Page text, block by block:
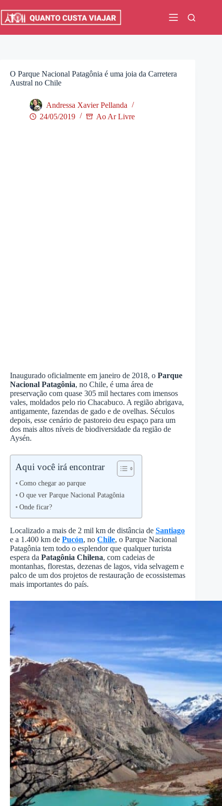
para
O Parque Nacional Patagônia é uma joia da Carretera
Austral no Chile
Andressa Xavier Pellanda
24/05/2019
Ao Ar Livre
Inaugurado oficialmente em janeiro de 2018, o Parque
Nacional Patagônia, no Chile, é uma área de
preservação com quase 305 mil hectares com imensos
vales, moldados pelo rio Chacabuco. A região abrigava,
antigamente, fazendas de gado e de ovelhas. Séculos
depois, esse cenário de pastoreio deu espaço para um
dos mais altos níveis de biodiversidade da região de
Aysén.
Aqui você irá encontrar
Como chegar ao parque
O que ver Parque Nacional Patagônia
Onde ficar?
Localizado a mais de 2 mil km de distância de Santiago
e a 1.400 km de Pucón, no Chile, o Parque Nacional
Patagônia tem todo o esplendor que qualquer turista
espera da Patagônia Chilena, com cadeias de
montanhas, florestas, dezenas de lagos, vida selvagem e
palco de um dos projetos de restauração de ecossistemas
mais importantes do país.